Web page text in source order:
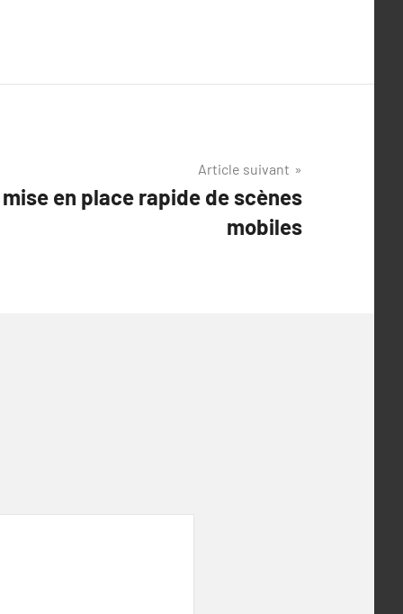
Article suivant
en place rapide de scènes
mobiles